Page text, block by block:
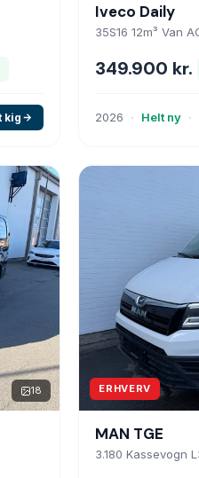
kig
Iveco Daily
35S16 12m³ Van
349.900 kr.
2026 Helt ny
18 ERHVERV
MAN TGE
3.180 Kassevogn